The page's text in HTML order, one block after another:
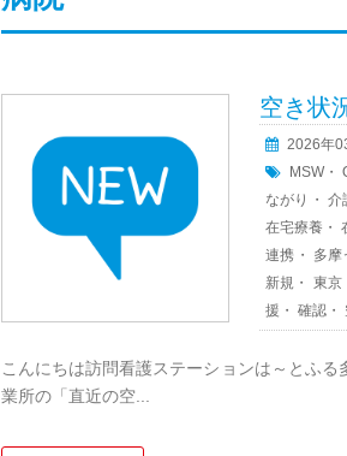
空き状
2026年
MSW ・
ながり
・ 介
在宅療養 ・
連携 ・ 多摩
新規 ・ 東京
援 ・ 確認 ・
こんにちは訪問看護ステーションは～とふ
業所の「直近の空...